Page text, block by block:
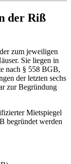
der Riß
zum jeweiligen
Sie liegen in
nach § 558 BGB,
der letzten sechs
zur Begründung
Mietspiegel
begründet werden